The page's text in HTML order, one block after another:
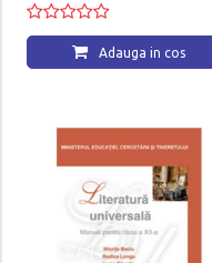
Adauga in cos